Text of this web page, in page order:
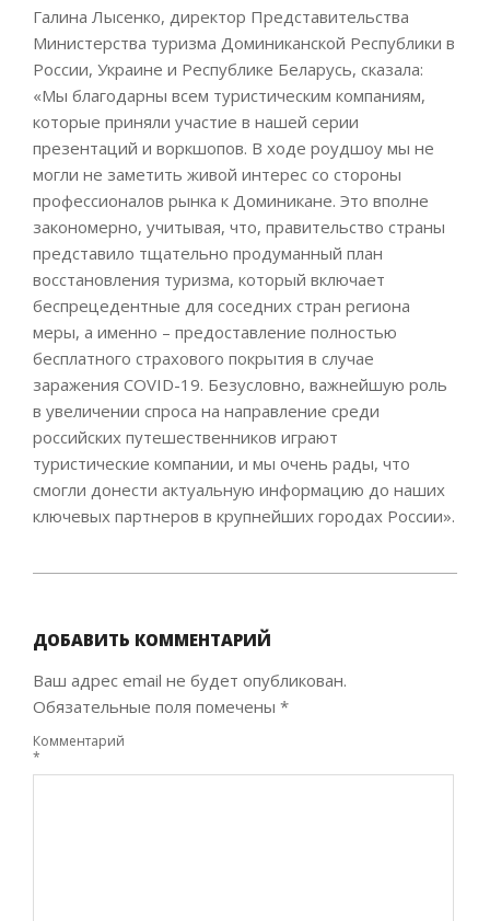
Галина Лысенко, директор Представительства
Министерства туризма Доминиканской Республики в
России, Украине и Республике Беларусь, сказала:
«Мы благодарны всем туристическим компаниям,
которые приняли участие в нашей серии
презентаций и воркшопов. В ходе роудшоу мы не
могли не заметить живой интерес со стороны
профессионалов рынка к Доминикане. Это вполне
закономерно, учитывая, что, правительство страны
представило тщательно продуманный план
восстановления туризма, который включает
беспрецедентные для соседних стран региона
меры, а именно – предоставление полностью
бесплатного страхового покрытия в случае
заражения COVID-19. Безусловно, важнейшую роль
в увеличении спроса на направление среди
российских путешественников играют
туристические компании, и мы очень рады, что
смогли донести актуальную информацию до наших
ключевых партнеров в крупнейших городах России».
20
ДОБАВИТЬ КОММЕНТАРИЙ
Ваш адрес email не будет опубликован.
Обязательные поля помечены *
Комментарий
*